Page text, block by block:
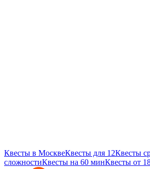
Квесты в МосквеКвесты для 12Квесты
сложностиКвесты на 60 минКвесты от